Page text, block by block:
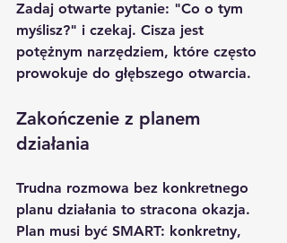
Zadaj otwarte pytanie: "Co o tym
myślisz?" i czekaj. Cisza jest
potężnym narzędziem, które często
prowokuje do głębszego otwarcia.
Zakończenie z planem
działania
Trudna rozmowa bez konkretnego
planu działania to stracona okazja.
Plan musi być SMART: konkretny,